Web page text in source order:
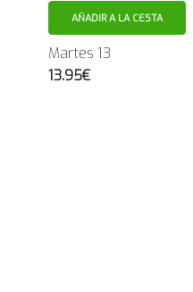
AÑADIR A LA CESTA
Martes 13
13.95€